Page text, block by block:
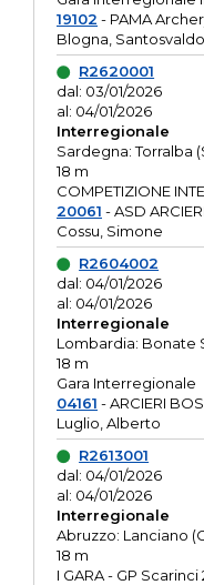
19102 - PAMA
Blogna, Santosvaldo
R2620001
dal: 03/01/2026
al: 04/01/2026
Interregionale
Sardegna: Torralba
18 m
COMPETIZIONE
20061 - ASD
Cossu, Simone
R2604002
dal: 04/01/2026
al: 04/01/2026
Interregionale
Lombardia: Bonate
18 m
Gara Interregionale
04161 - ARCIERI
Luglio, Alberto
R2613001
dal: 04/01/2026
al: 04/01/2026
Interregionale
Abruzzo: Lanciano
18 m
I GARA - GP Scarinci